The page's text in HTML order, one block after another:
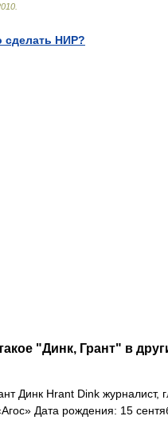
сделать НИР?
"Динк, Грант" в
Динк Hrant Dink журналист,
Дата рождения: 15